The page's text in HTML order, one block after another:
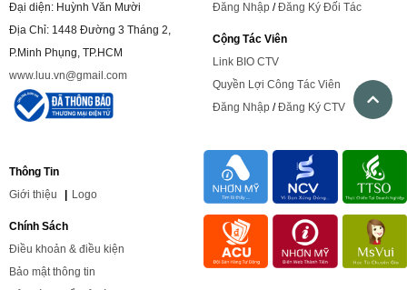
Đại diện: Huỳnh Văn Mười
Địa Chỉ: 1448 Đường 3 Tháng 2,
P.Minh Phụng, TP.HCM
www.luu.vn@gmail.com
Đăng Nhập /Đăng Ký Đối Tác
Cộng Tác Viên
Link BIO CTV
Quyền Lợi Công Tác Viên
Đăng Nhập /Đăng Ký CTV
Thông Tin
Giới thiệu Logo
Chính Sách
Điều khoản & điều kiện
Bảo mật thông tin